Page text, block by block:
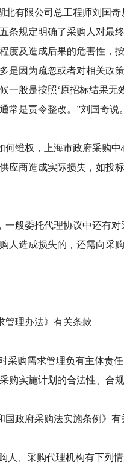
北有限公司总工程师刘国
条规定明确了采购人对最
度及造成后果的危害性，
是因为疏忽或者对相关政
一般是按照‘原招标结果无
常是责令整改。”刘国奇说。
何维权，上海市政府采购
应商造成实际损失，如投
一般委托代理协议中还有
人造成损失的，还需向采购
管理办法》有关条款
采购需求管理负有主体责
购实施计划的合法性、合
国政府采购法实施条例》有
人、采购代理机构有下列